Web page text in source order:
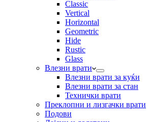
Classic
Vertical
Horizontal
Geometric
Hide
Rustic
Glass
Влезни врати
Влезни врати за куќи
Влезни врати за стан
Технички врати
Преклопни и лизгачки врати
Подови